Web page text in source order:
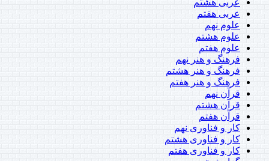
عربی هشتم
عربی هفتم
علوم نهم
علوم هشتم
علوم هفتم
فرهنگ و هنر نهم
فرهنگ و هنر هشتم
فرهنگ و هنر هفتم
قرآن نهم
قرآن هشتم
قرآن هفتم
کار و فناوری نهم
کار و فناوری هشتم
کار و فناوری هفتم